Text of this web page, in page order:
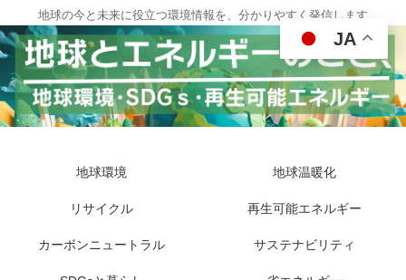
地球の今と未来に役立つ環境情報を、分かりやすく発信します
地球環境 地球温暖化
リサイクル 再生可能エネルギー
カーボンニュートラル サステナビリティ
JA